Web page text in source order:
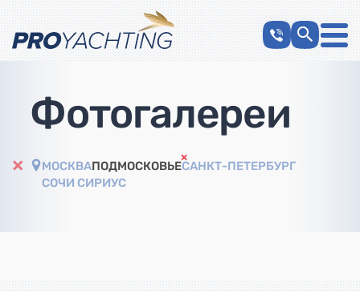
Фотогалереи
МОСКВАПОДМОСКОВЬЕСАНКТ-ПЕТЕРБУРГ
СОЧИ СИРИУС